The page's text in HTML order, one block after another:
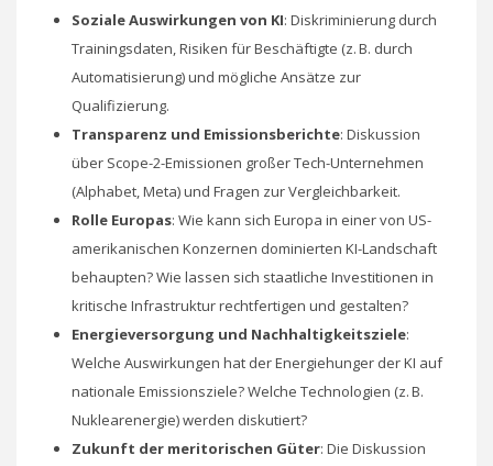
Soziale Auswirkungen von KI: Diskriminierung durch
Trainingsdaten, Risiken für Beschäftigte (z. B. durch
Automatisierung) und mögliche Ansätze zur
Qualifizierung.
Transparenz und Emissionsberichte: Diskussion
über Scope-2-Emissionen großer Tech-Unternehmen
(Alphabet, Meta) und Fragen zur Vergleichbarkeit.
Rolle Europas: Wie kann sich Europa in einer von US-
amerikanischen Konzernen dominierten KI-Landschaft
behaupten? Wie lassen sich staatliche Investitionen in
kritische Infrastruktur rechtfertigen und gestalten?
Energieversorgung und Nachhaltigkeitsziele:
Welche Auswirkungen hat der Energiehunger der KI auf
nationale Emissionsziele? Welche Technologien (z. B.
Nuklearenergie) werden diskutiert?
Zukunft der meritorischen Güter: Die Diskussion